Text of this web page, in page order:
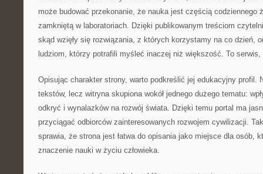
może budować przekonanie, że nauka jest częścią codziennego
zamkniętą w laboratoriach. Dzięki publikowanym treściom
skąd wzięły się rozwiązania, z których korzystamy na co dzień,
ludziom, którzy potrafili myśleć inaczej niż większość. To
Opisując charakter strony, warto podkreślić jej edukacyjny profil.
tekstów, lecz witryna skupiona wokół jednego dużego tematu:
odkryć i wynalazków na rozwój świata. Dzięki temu portal ma
przyciągać odbiorców zainteresowanych rozwojem cywilizacji.
sprawia, że strona jest łatwa do opisania jako miejsce dla osób,
znaczenie nauki w życiu człowieka.